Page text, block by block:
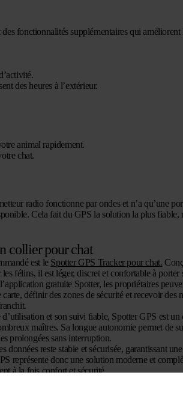
fonctionnalités supplémentaires qui améliorent
des heures à l’extérieur.
animal rapidement.
chat.
radio fonctionne par ondes et n’a qu’une
Cela fait du GPS la solution la plus fiable,
collier pour chat
est le Spotter GPS Tracker pour chat.
les félins, il est léger, discret et confortable à
gratuite Spotter, les propriétaires
définir des zones de sécurité et recevoir des
et son suivi fiable, Spotter GPS est un
maîtres. Sa longue autonomie permet de
prolongées sans interruption.
données reste stable et sécurisée, garantissant
représente donc une solution moderne et
à la fois confort et sécurité.